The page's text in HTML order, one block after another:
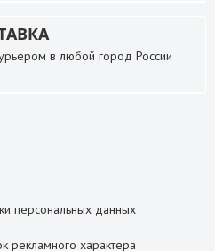
в любой город России
персональных данных
рекламного характера